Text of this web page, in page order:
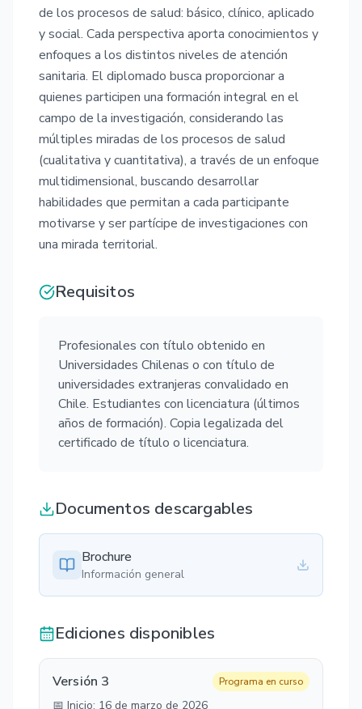
de los procesos de salud: básico, clínico, aplicado
y social. Cada perspectiva aporta conocimientos y
enfoques a los distintos niveles de atención
sanitaria. El diplomado busca proporcionar a
quienes participen una formación integral en el
campo de la investigación, considerando las
múltiples miradas de los procesos de salud
(cualitativa y cuantitativa), a través de un enfoque
multidimensional, buscando desarrollar
habilidades que permitan a cada participante
motivarse y ser partícipe de investigaciones con
una mirada territorial.
Requisitos
Profesionales con título obtenido en
Universidades Chilenas o con título de
universidades extranjeras convalidado en
Chile. Estudiantes con licenciatura (últimos
años de formación). Copia legalizada del
certificado de título o licenciatura.
Documentos descargables
Brochure
Información general
Ediciones disponibles
Versión 3 Programa en curso
📅 Inicio: 16 de marzo de 2026